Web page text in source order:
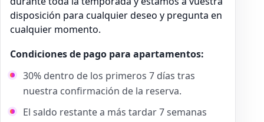
disposición para cualquier deseo y pregunta en
cualquier momento.
Condiciones de pago para apartamentos:
30% dentro de los primeros 7 días tras
nuestra confirmación de la reserva.
El saldo restante a más tardar 7 semanas